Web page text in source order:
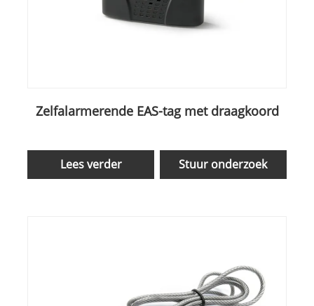
Zelfalarmerende EAS-tag met draagkoord
Lees verder Stuur onderzoek